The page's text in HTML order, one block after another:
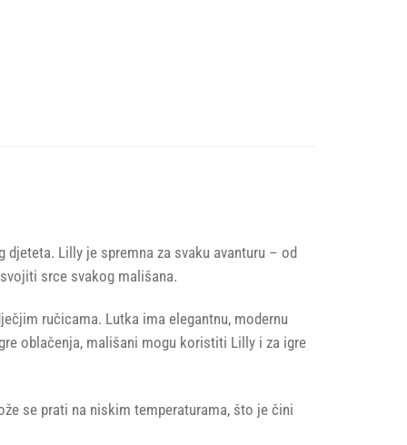
Lilly je spremna za svaku avanturu – od
srce svakog mališana.
ručicama. Lutka ima elegantnu, modernu
oblačenja, mališani mogu koristiti Lilly i za igre
se prati na niskim temperaturama, što je čini